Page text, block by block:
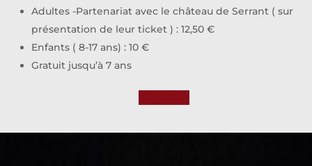
Adultes -Partenariat avec le château de Serrant ( sur
présentation de leur ticket ) : 12,50 €
Enfants ( 8-17 ans) : 10 €
Gratuit jusqu’à 7 ans